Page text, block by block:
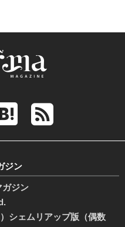
ジン
ガジン
シェムリアップ版（偶数